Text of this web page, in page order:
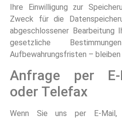
Ihre Einwilligung zur
Zweck für die
abgeschlossener Bearbeitung
gesetzliche
Aufbewahrungsfristen – bleiben
Anfrage per E-
oder Telefax
Wenn Sie uns per E-